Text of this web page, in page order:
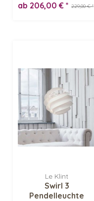
229,00 € *
ab 206,00 € *
Le Klint
Swirl 3
Pendelleuchte